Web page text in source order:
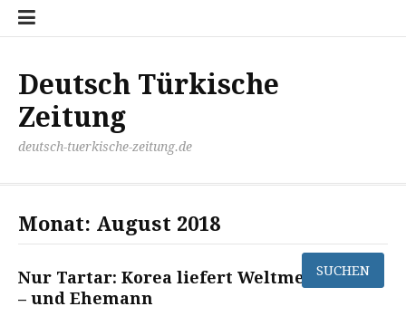
Zum
Inhalt
Deutsch Türkische
Zeitung
deutsch-tuerkische-zeitung.de
Monat: August 2018
Nur Tartar: Korea liefert Weltmeistertitel
– und Ehemann